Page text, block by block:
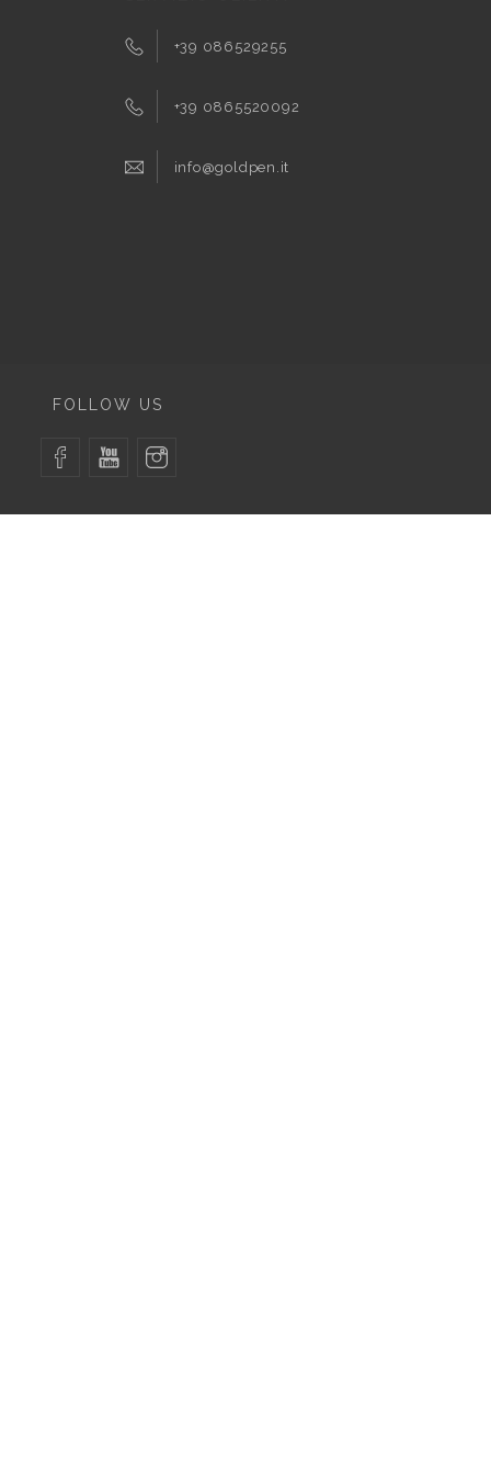
+39 086529255
+39 0865520092
info@goldpen.it
FOLLOW US